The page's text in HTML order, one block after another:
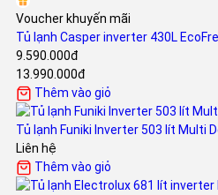
Voucher khuyến mãi
Tủ lạnh Casper inverter 430L
9.590.000đ
13.990.000đ
Thêm vào giỏ
Tủ lạnh Funiki Inverter 503 lít Multi
Liên hệ
Thêm vào giỏ